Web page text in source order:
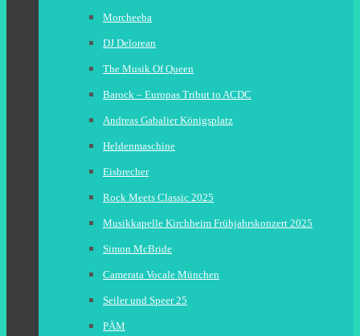
Morcheeba
DJ Delorean
The Musik Of Queen
Barock – Europas Tribut to ACDC
Andreas Gabalier Königsplatz
Heldenmaschine
Eisbrecher
Rock Meets Classic 2025
Musikkapelle Kirchheim Frühjahrskonzert 2025
Simon McBride
Camerata Vocale München
Seiler und Speer 25
PÄM